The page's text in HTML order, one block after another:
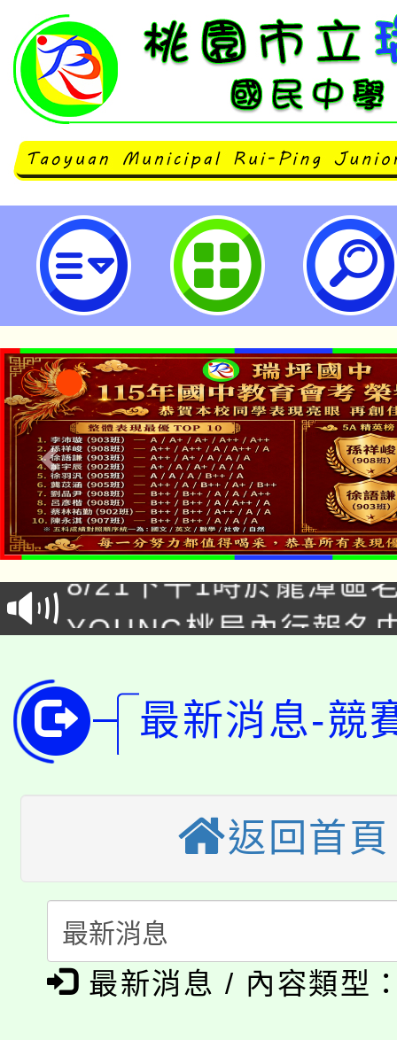
主旨：為本局訂於113年11月9日
「2024 原地起飛 親子同樂週」活
單位協助宣傳轉知，請查照。-桃
學
「本色祭」8/29、30在
場熱烈登場!
8/21下午1時於龍潭區
徵才活動。
YOUNG桃局內行報名
開!
115年桃園市運動會8/
田徑場及游泳池舉行。
桃園市低收入戶享有免
視費優惠，中低收入戶
半價優惠，詳情可洽有
者。
大園自造教育及科技中
份教師增能研習
大溪自造教育及科技
份教師研習
淨零綠生活教案入校路
會
115年食農教育專業人
程
「本色祭」8/29、30在
最新消息-競
返回首頁
最新消息 / 內容類型